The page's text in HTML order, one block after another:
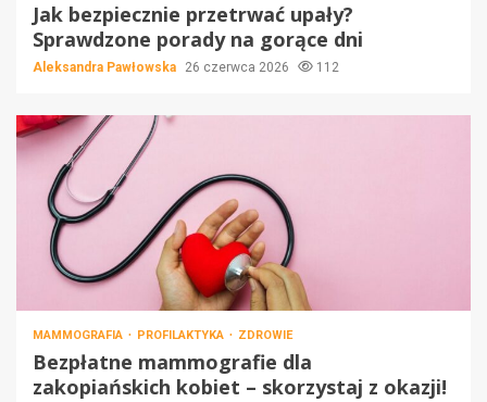
Jak bezpiecznie przetrwać upały?
Sprawdzone porady na gorące dni
Aleksandra Pawłowska 26 czerwca 2026 112
MAMMOGRAFIA PROFILAKTYKA ZDROWIE
Bezpłatne mammografie dla
zakopiańskich kobiet – skorzystaj z okazji!